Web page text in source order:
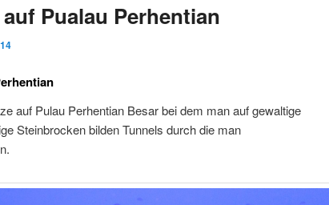
Pualau Perhentian
auf Pulau Perhentian Besar bei dem man auf gewaltige
Steinbrocken bilden Tunnels durch die man